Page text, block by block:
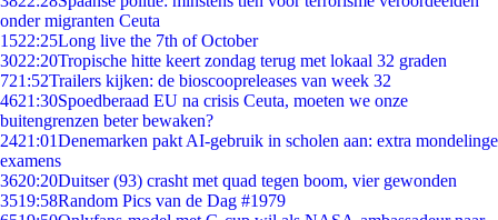
onder migranten Ceuta
1522:25Long live the 7th of October
3022:20Tropische hitte keert zondag terug met lokaal 32 graden
721:52Trailers kijken: de bioscoopreleases van week 32
4621:30Spoedberaad EU na crisis Ceuta, moeten we onze
buitengrenzen beter bewaken?
2421:01Denemarken pakt AI-gebruik in scholen aan: extra mondelinge
examens
3620:20Duitser (93) crasht met quad tegen boom, vier gewonden
3519:58Random Pics van de Dag #1979